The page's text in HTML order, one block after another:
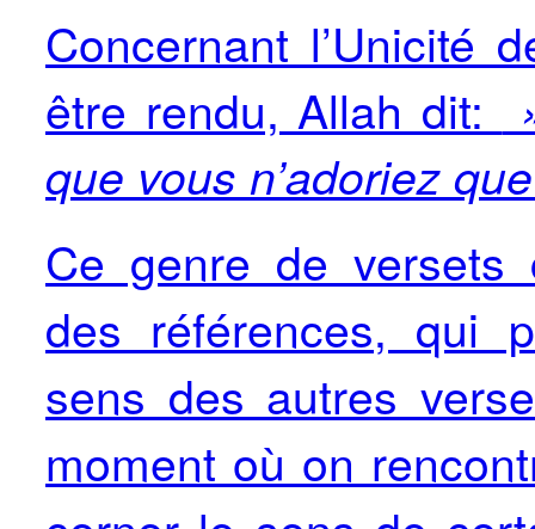
Concernant l’Unicité
être rendu, Allah dit:
que vous n’adoriez
Ce genre de versets
des références, qui
sens des autres
moment où on